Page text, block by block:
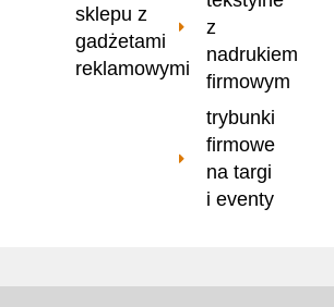
z
nadrukiem
firmowym
trybunki
firmowe
na targi
i eventy
sklepu z
gadżetami
reklamowymi